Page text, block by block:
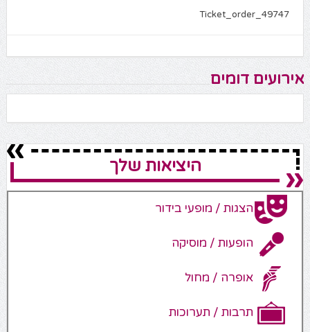
Ticket_order_49747
אירועים דומים
היציאות שלך
הצגות / מופעי בידור
הופעות / מוסיקה
אופרה / מחול
תרבות / תערוכות